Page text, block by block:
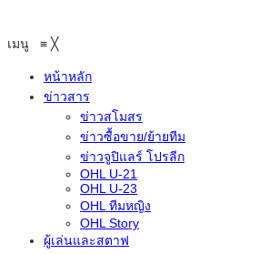
เมนู ≡ ╳
หน้าหลัก
ข่าวสาร
ข่าวสโมสร
ข่าวซื้อขาย/ย้ายทีม
ข่าวจูปิแลร์ โปรลีก
OHL U-21
OHL U-23
OHL ทีมหญิง
OHL Story
ผู้เล่นและสตาฟ